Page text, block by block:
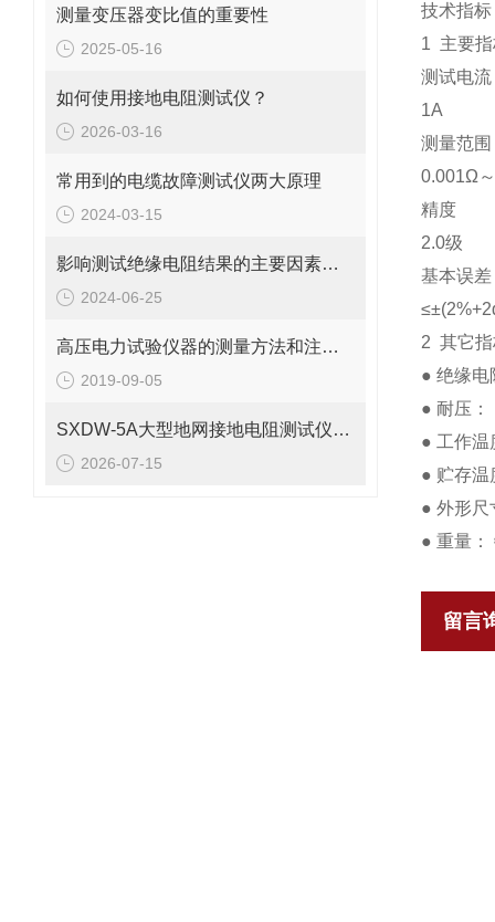
测量变压器变比值的重要性
2025-05-16
如何使用接地电阻测试仪？
2026-03-16
常用到的电缆故障测试仪两大原理
2024-03-15
​影响测试绝缘电阻结果的主要因素有哪些
2024-06-25
高压电力试验仪器的测量方法和注意事项
2019-09-05
SXDW-5A大型地网接地电阻测试仪哪些功能特点
2026-07-15
技术指标
1 主要
测试电流
1A
测量范围
0.001Ω
精度
2.0级
基本误差
2 其它
● 绝缘
● 耐压
● 工作
● 贮存
● 外形尺
● 重量：
留言